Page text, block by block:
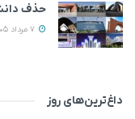
حذف
داغ‌ترین‌های روز